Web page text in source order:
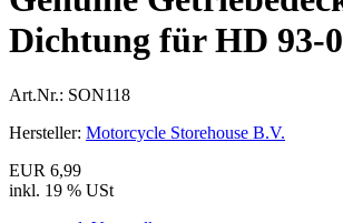
Dichtung für HD 93-
Art.Nr.: SON118
Hersteller: Motorcycle Storehouse B.V.
EUR 6,99
inkl. 19 % USt